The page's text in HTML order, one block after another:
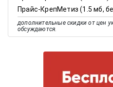
Прайс-КрепМетиз (1.5 мб,
дополнительные скидки от цен
обсуждаются.